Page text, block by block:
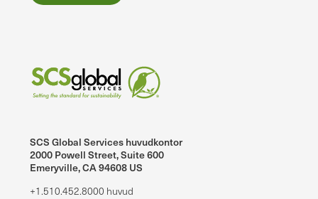
SCS Global Services huvudkontor
2000 Powell Street, Suite 600
Emeryville, CA 94608 US
+1.510.452.8000 huvud